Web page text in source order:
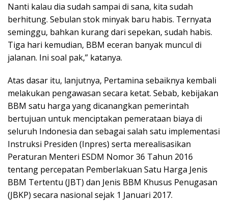
Nanti kalau dia sudah sampai di sana, kita sudah
berhitung. Sebulan stok minyak baru habis. Ternyata
seminggu, bahkan kurang dari sepekan, sudah habis.
Tiga hari kemudian, BBM eceran banyak muncul di
jalanan. Ini soal pak,” katanya.
Atas dasar itu, lanjutnya, Pertamina sebaiknya kembali
melakukan pengawasan secara ketat. Sebab, kebijakan
BBM satu harga yang dicanangkan pemerintah
bertujuan untuk menciptakan pemerataan biaya di
seluruh Indonesia dan sebagai salah satu implementasi
Instruksi Presiden (Inpres) serta merealisasikan
Peraturan Menteri ESDM Nomor 36 Tahun 2016
tentang percepatan Pemberlakuan Satu Harga Jenis
BBM Tertentu (JBT) dan Jenis BBM Khusus Penugasan
(JBKP) secara nasional sejak 1 Januari 2017.